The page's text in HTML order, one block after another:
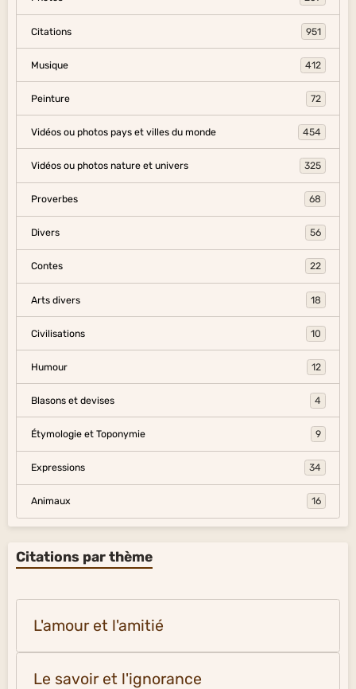
Citations 951
Musique 412
Peinture 72
Vidéos ou photos pays et villes du monde 454
Vidéos ou photos nature et univers 325
Proverbes 68
Divers 56
Contes 22
Arts divers 18
Civilisations 10
Humour 12
Blasons et devises 4
Étymologie et Toponymie 9
Expressions 34
Animaux 16
Citations par thème
L'amour et l'amitié
Le savoir et l'ignorance